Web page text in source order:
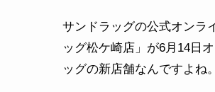
サンドラッグの公式オンラ
ッグ松ケ崎店」が6月14日
ッグの新店舗なんですよね。